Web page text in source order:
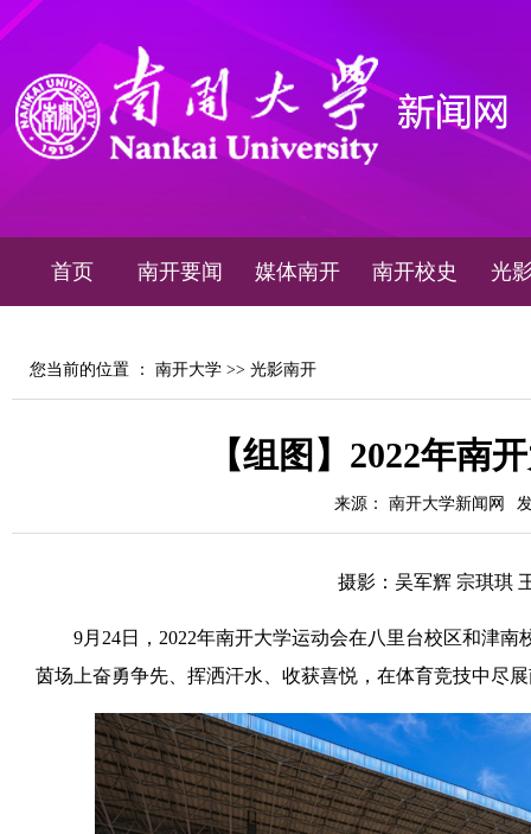
首页 南开要闻 媒体南开 南开校史 光
您当前的位置 ： 南开大学 >> 光影南开
【组图】2022年南
来源： 南开大学新闻网
摄影：吴军辉 宗琪琪
9月24日，2022年南开大学运动会在八里台校区和津南
茵场上奋勇争先、挥洒汗水、收获喜悦，在体育竞技中尽